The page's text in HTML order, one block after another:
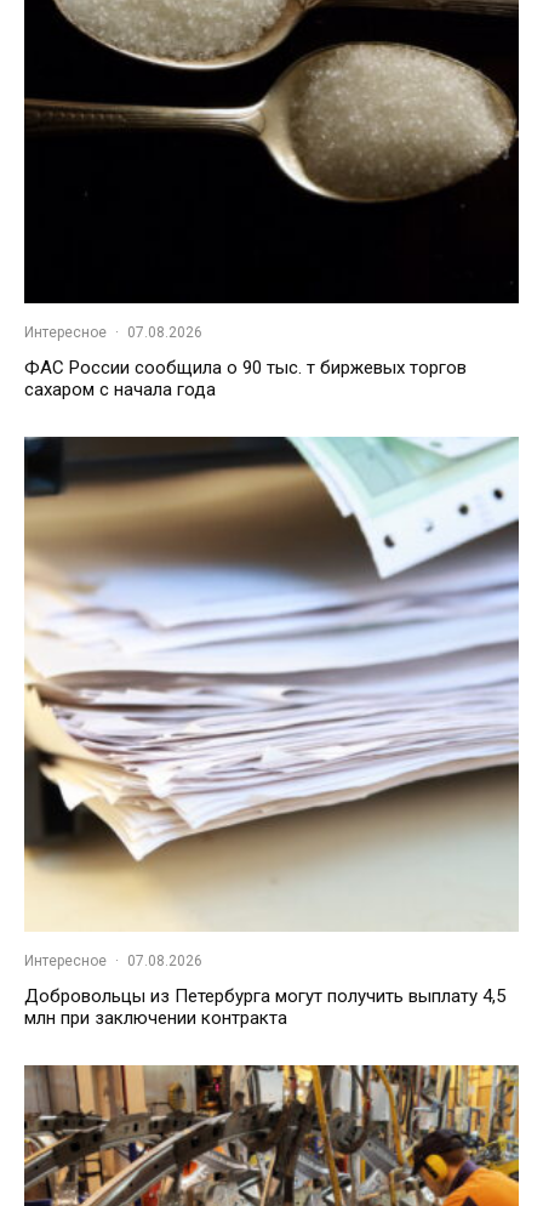
Интересное · 07.08.2026
ФАС России сообщила о 90 тыс. т биржевых торгов
сахаром с начала года
Интересное · 07.08.2026
Добровольцы из Петербурга могут получить выплату 4,5
млн при заключении контракта